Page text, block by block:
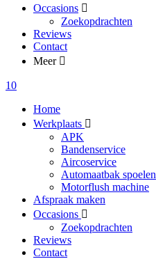
Occasions
Zoekopdrachten
Reviews
Contact
Meer
10
Home
Werkplaats
APK
Bandenservice
Aircoservice
Automaatbak spoelen
Motorflush machine
Afspraak maken
Occasions
Zoekopdrachten
Reviews
Contact